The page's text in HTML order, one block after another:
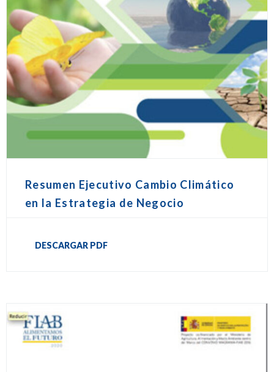
Resumen Ejecutivo Cambio Climático
en la Estrategia de Negocio
DESCARGAR PDF